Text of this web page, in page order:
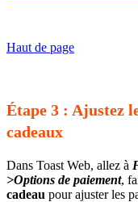
Haut de page
Étape 3 : Ajustez
cadeaux
Dans Toast Web, allez à
>Options de paiement,
cadeau pour ajuster les